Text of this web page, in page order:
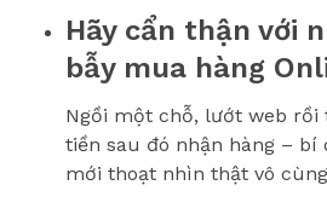
Hãy cẩn thận với
bẫy mua hàng
Ngồi một chỗ, lướt web rồi
tiền sau đó nhận hàng – bí
mới thoạt nhìn thật vô